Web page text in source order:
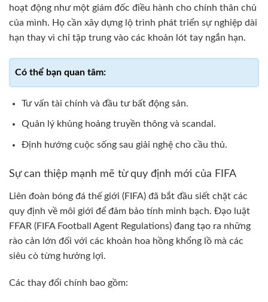
hoạt động như một giám đốc điều hành cho chính thân chủ
của mình. Họ cần xây dựng lộ trình phát triển sự nghiệp dài
hạn thay vì chỉ tập trung vào các khoản lót tay ngắn hạn.
Tư vấn tài chính và đầu tư bất động sản.
Quản lý khủng hoảng truyền thông và scandal.
Định hướng cuộc sống sau giải nghệ cho cầu thủ.
Sự can thiệp mạnh mẽ từ quy định mới của FIFA
Liên đoàn bóng đá thế giới (FIFA) đã bắt đầu siết chặt các
quy định về môi giới để đảm bảo tính minh bạch. Đạo luật
FFAR (FIFA Football Agent Regulations) đang tạo ra những
rào cản lớn đối với các khoản hoa hồng khổng lồ mà các
siêu cò từng hưởng lợi.
Các thay đổi chính bao gồm: